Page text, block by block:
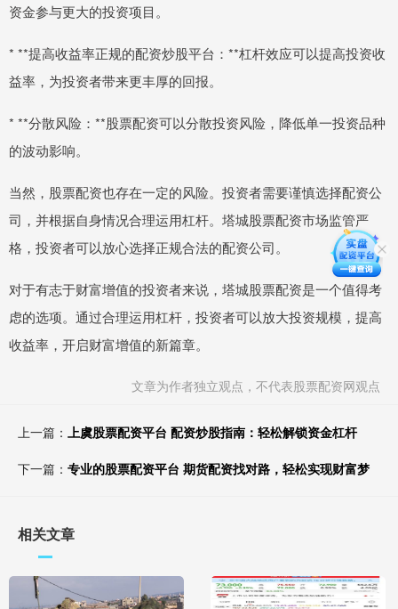
资金参与更大的投资项目。
* **提高收益率正规的配资炒股平台：**杠杆效应可以提高投资收
益率，为投资者带来更丰厚的回报。
* **分散风险：**股票配资可以分散投资风险，降低单一投资品种
的波动影响。
当然，股票配资也存在一定的风险。投资者需要谨慎选择配资公
司，并根据自身情况合理运用杠杆。塔城股票配资市场监管严
格，投资者可以放心选择正规合法的配资公司。
对于有志于财富增值的投资者来说，塔城股票配资是一个值得考
虑的选项。通过合理运用杠杆，投资者可以放大投资规模，提高
收益率，开启财富增值的新篇章。
文章为作者独立观点，不代表股票配资网观点
上一篇： 上虞股票配资平台 配资炒股指南：轻松解锁资金杠杆
下一篇： 专业的股票配资平台 期货配资找对路，轻松实现财富梦
相关文章